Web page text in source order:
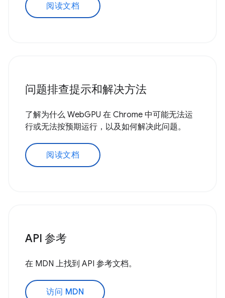
阅读文档
问题排查提示和解决方法
了解为什么 WebGPU 在 Chrome 中可能无法运
行或无法按预期运行，以及如何解决此问题。
阅读文档
API 参考
在 MDN 上找到 API 参考文档。
访问 MDN